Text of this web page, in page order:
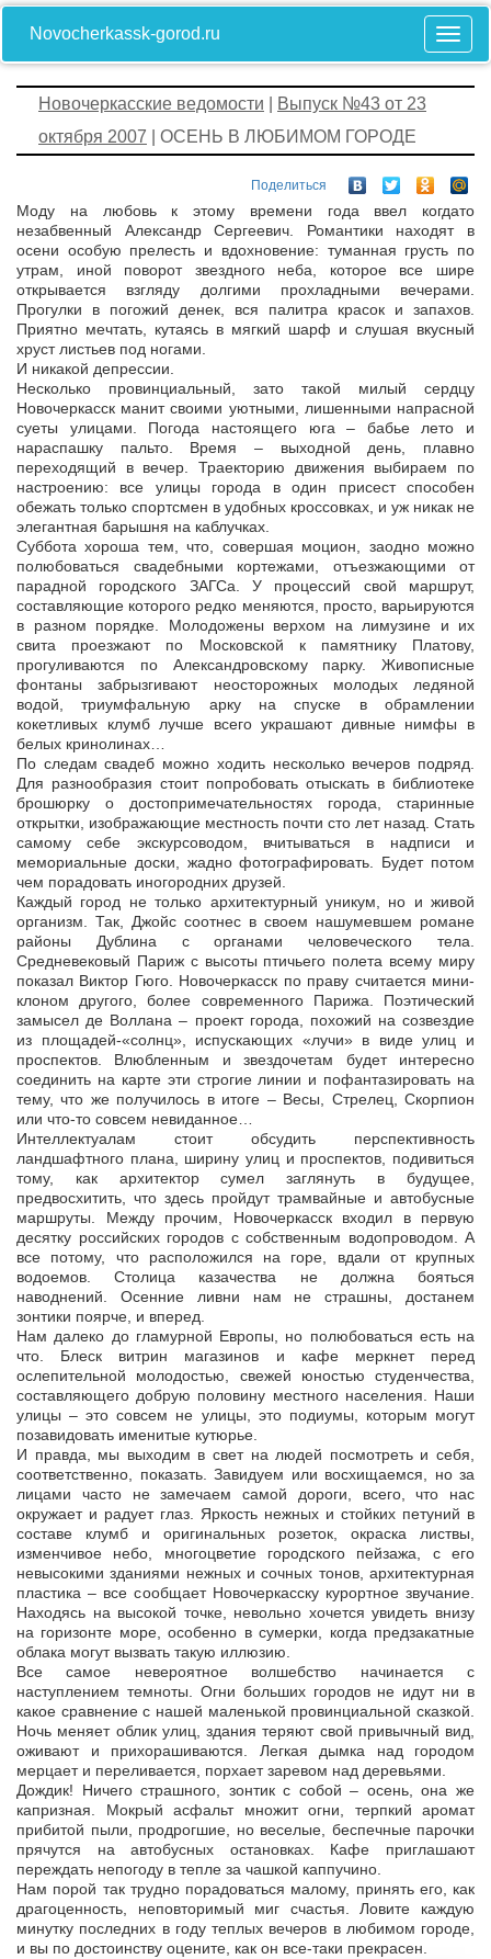
Novocherkassk-gorod.ru
Новочеркасские ведомости
Выпуск №43 от 23
октября 2007 | ОСЕНЬ В ЛЮБИМОМ ГОРОДЕ
Поделиться
Моду на любовь к этому времени года ввел когда­то
незабвенный Александр Сергеевич. Романтики находят в
осени особую прелесть и вдохновение: туманная грусть по
утрам, иной поворот звездного неба, которое все шире
открывается взгляду долгими прохладными вечерами.
Прогулки в погожий денек, вся палитра красок и запахов.
Приятно мечтать, кутаясь в мягкий шарф и слушая вкусный
хруст листьев под ногами.
И никакой депрессии.
Несколько провинциальный, зато такой милый сердцу
Новочеркасск манит своими уютными, лишенными напрасной
суеты улицами. Погода настоящего юга – бабье лето и
нараспашку пальто. Время – выходной день, плавно
переходящий в вечер. Траекторию движения выбираем по
настроению: все улицы города в один присест способен
обежать только спортсмен в удобных кроссовках, и уж никак не
элегантная барышня на каблучках.
Суббота хороша тем, что, совершая моцион, заодно можно
полюбоваться свадебными кортежами, отъезжающими от
парадной городского ЗАГСа. У процессий свой маршрут,
составляющие которого редко меняются, просто, варьируются
в разном порядке. Молодожены верхом на лимузине и их
свита проезжают по Московской к памятнику Платову,
прогуливаются по Александровскому парку. Живописные
фонтаны забрызгивают неосторожных молодых ледяной
водой, триумфальную арку на спуске в обрамлении
кокетливых клумб лучше всего украшают дивные нимфы в
белых кринолинах…
По следам свадеб можно ходить несколько вечеров подряд.
Для разнообразия стоит попробовать отыскать в библиотеке
брошюрку о достопримечательностях города, старинные
открытки, изображающие местность почти сто лет назад. Стать
самому себе экскурсоводом, вчитываться в надписи и
мемориальные доски, жадно фотографировать. Будет потом
чем порадовать иногородних друзей.
Каждый город не только архитектурный уникум, но и живой
организм. Так, Джойс соотнес в своем нашумевшем романе
районы Дублина с органами человеческого тела.
Средневековый Париж с высоты птичьего полета всему миру
показал Виктор Гюго. Новочеркасск по праву считается мини-
клоном другого, более современного Парижа. Поэтический
замысел де Воллана – проект города, похожий на созвездие
из площадей-«солнц», испускающих «лучи» в виде улиц и
проспектов. Влюбленным и звездочетам будет интересно
соединить на карте эти строгие линии и пофантазировать на
тему, что же получилось в итоге – Весы, Стрелец, Скорпион
или что-то совсем невиданное…
Интеллектуалам стоит обсудить перспективность
ландшафтного плана, ширину улиц и проспектов, подивиться
тому, как архитектор сумел заглянуть в будущее,
предвосхитить, что здесь пройдут трамвайные и автобусные
маршруты. Между прочим, Новочеркасск входил в первую
десятку российских городов с собственным водопроводом. А
все потому, что расположился на горе, вдали от крупных
водоемов. Столица казачества не должна бояться
наводнений. Осенние ливни нам не страшны, достанем
зонтики поярче, и вперед.
Нам далеко до гламурной Европы, но полюбоваться есть на
что. Блеск витрин магазинов и кафе меркнет перед
ослепительной молодостью, свежей юностью студенчества,
составляющего добрую половину местного населения. Наши
улицы – это совсем не улицы, это подиумы, которым могут
позавидовать именитые кутюрье.
И правда, мы выходим в свет на людей посмотреть и себя,
соответственно, показать. Завидуем или восхищаемся, но за
лицами часто не замечаем самой дороги, всего, что нас
окружает и радует глаз. Яркость нежных и стойких петуний в
составе клумб и оригинальных розеток, окраска листвы,
изменчивое небо, многоцветие городского пейзажа, с его
невысокими зданиями нежных и сочных тонов, архитектурная
пластика – все сообщает Новочеркасску курортное звучание.
Находясь на высокой точке, невольно хочется увидеть внизу
на горизонте море, особенно в сумерки, когда предзакатные
облака могут вызвать такую иллюзию.
Все самое невероятное волшебство начинается с
наступлением темноты. Огни больших городов не идут ни в
какое сравнение с нашей маленькой провинциальной сказкой.
Ночь меняет облик улиц, здания теряют свой привычный вид,
оживают и прихорашиваются. Легкая дымка над городом
мерцает и переливается, порхает заревом над деревьями.
Дождик! Ничего страшного, зонтик с собой – осень, она же
капризная. Мокрый асфальт множит огни, терпкий аромат
прибитой пыли, продрогшие, но веселые, беспечные парочки
прячутся на автобусных остановках. Кафе приглашают
переждать непогоду в тепле за чашкой каппучино.
Нам порой так трудно порадоваться малому, принять его, как
драгоценность, неповторимый миг счастья. Ловите каждую
минутку последних в году теплых вечеров в любимом городе,
и вы по достоинству оцените, как он все-таки прекрасен.